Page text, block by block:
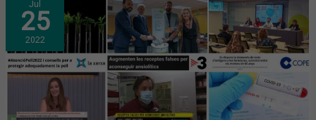
Jul
25
2022
LA
REGULACIÓN
DEL
USO
TERAPÉUTICO
DEL
CANNABIS,
LOS
20
AÑOS
DEL
RECICLAJE
DE